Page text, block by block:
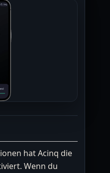
hat Acinq die
Wenn du